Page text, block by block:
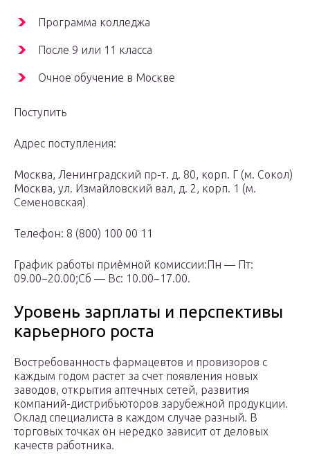
Программа колледжа
После 9 или 11 класса
Очное обучение в Москве
Поступить
Адрес поступления:
Москва, Ленинградский пр-т. д. 80, корп. Г (м. Сокол)
Москва, ул. Измайловский вал, д. 2, корп. 1 (м.
Семеновская)
Телефон: 8 (800) 100 00 11
График работы приёмной комиссии:Пн — Пт:
09.00−20.00;Сб — Вс: 10.00−17.00.
Уровень зарплаты и перспективы
карьерного роста
Востребованность фармацевтов и провизоров с
каждым годом растет за счет появления новых
заводов, открытия аптечных сетей, развития
компаний-дистрибьюторов зарубежной продукции.
Оклад специалиста в каждом случае разный. В
торговых точках он нередко зависит от деловых
качеств работника.